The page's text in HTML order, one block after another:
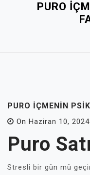
PURO
PURO İÇMENIN
On Haziran 10, 2024
Puro
Stresli bir gün mü